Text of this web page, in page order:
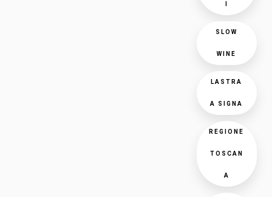
SLOW
WINE
LASTRA
A SIGNA
REGIONE
TOSCAN
A